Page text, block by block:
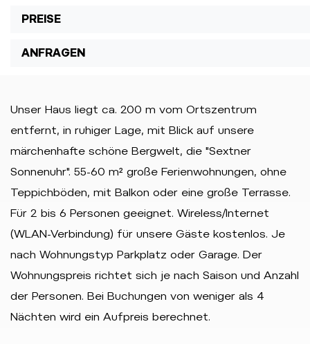
PREISE
ANFRAGEN
Unser Haus liegt ca. 200 m vom Ortszentrum
entfernt, in ruhiger Lage, mit Blick auf unsere
märchenhafte schöne Bergwelt, die "Sextner
Sonnenuhr". 55-60 m² große Ferienwohnungen, ohne
Teppichböden, mit Balkon oder eine große Terrasse.
Für 2 bis 6 Personen geeignet. Wireless/Internet
(WLAN-Verbindung) für unsere Gäste kostenlos. Je
nach Wohnungstyp Parkplatz oder Garage. Der
Wohnungspreis richtet sich je nach Saison und Anzahl
der Personen. Bei Buchungen von weniger als 4
Nächten wird ein Aufpreis berechnet.